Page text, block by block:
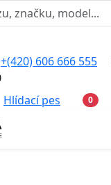
+(420) 606 666 555
Hlídací pes 0